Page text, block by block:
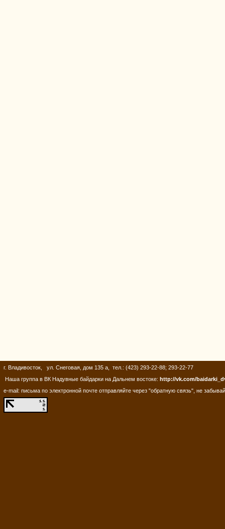
г. Владивосток, ул. Снеговая, дом 135 а, тел.: (423) 293-22-88; 293-22-77
Наша группа в ВК Надувные байдарки на Дальнем востоке: http://vk.com/
e-mail: письма по электронной почте отправляйте через "обратную связь", не